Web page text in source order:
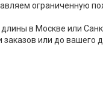
ограниченную
в Москве или
или до вашего